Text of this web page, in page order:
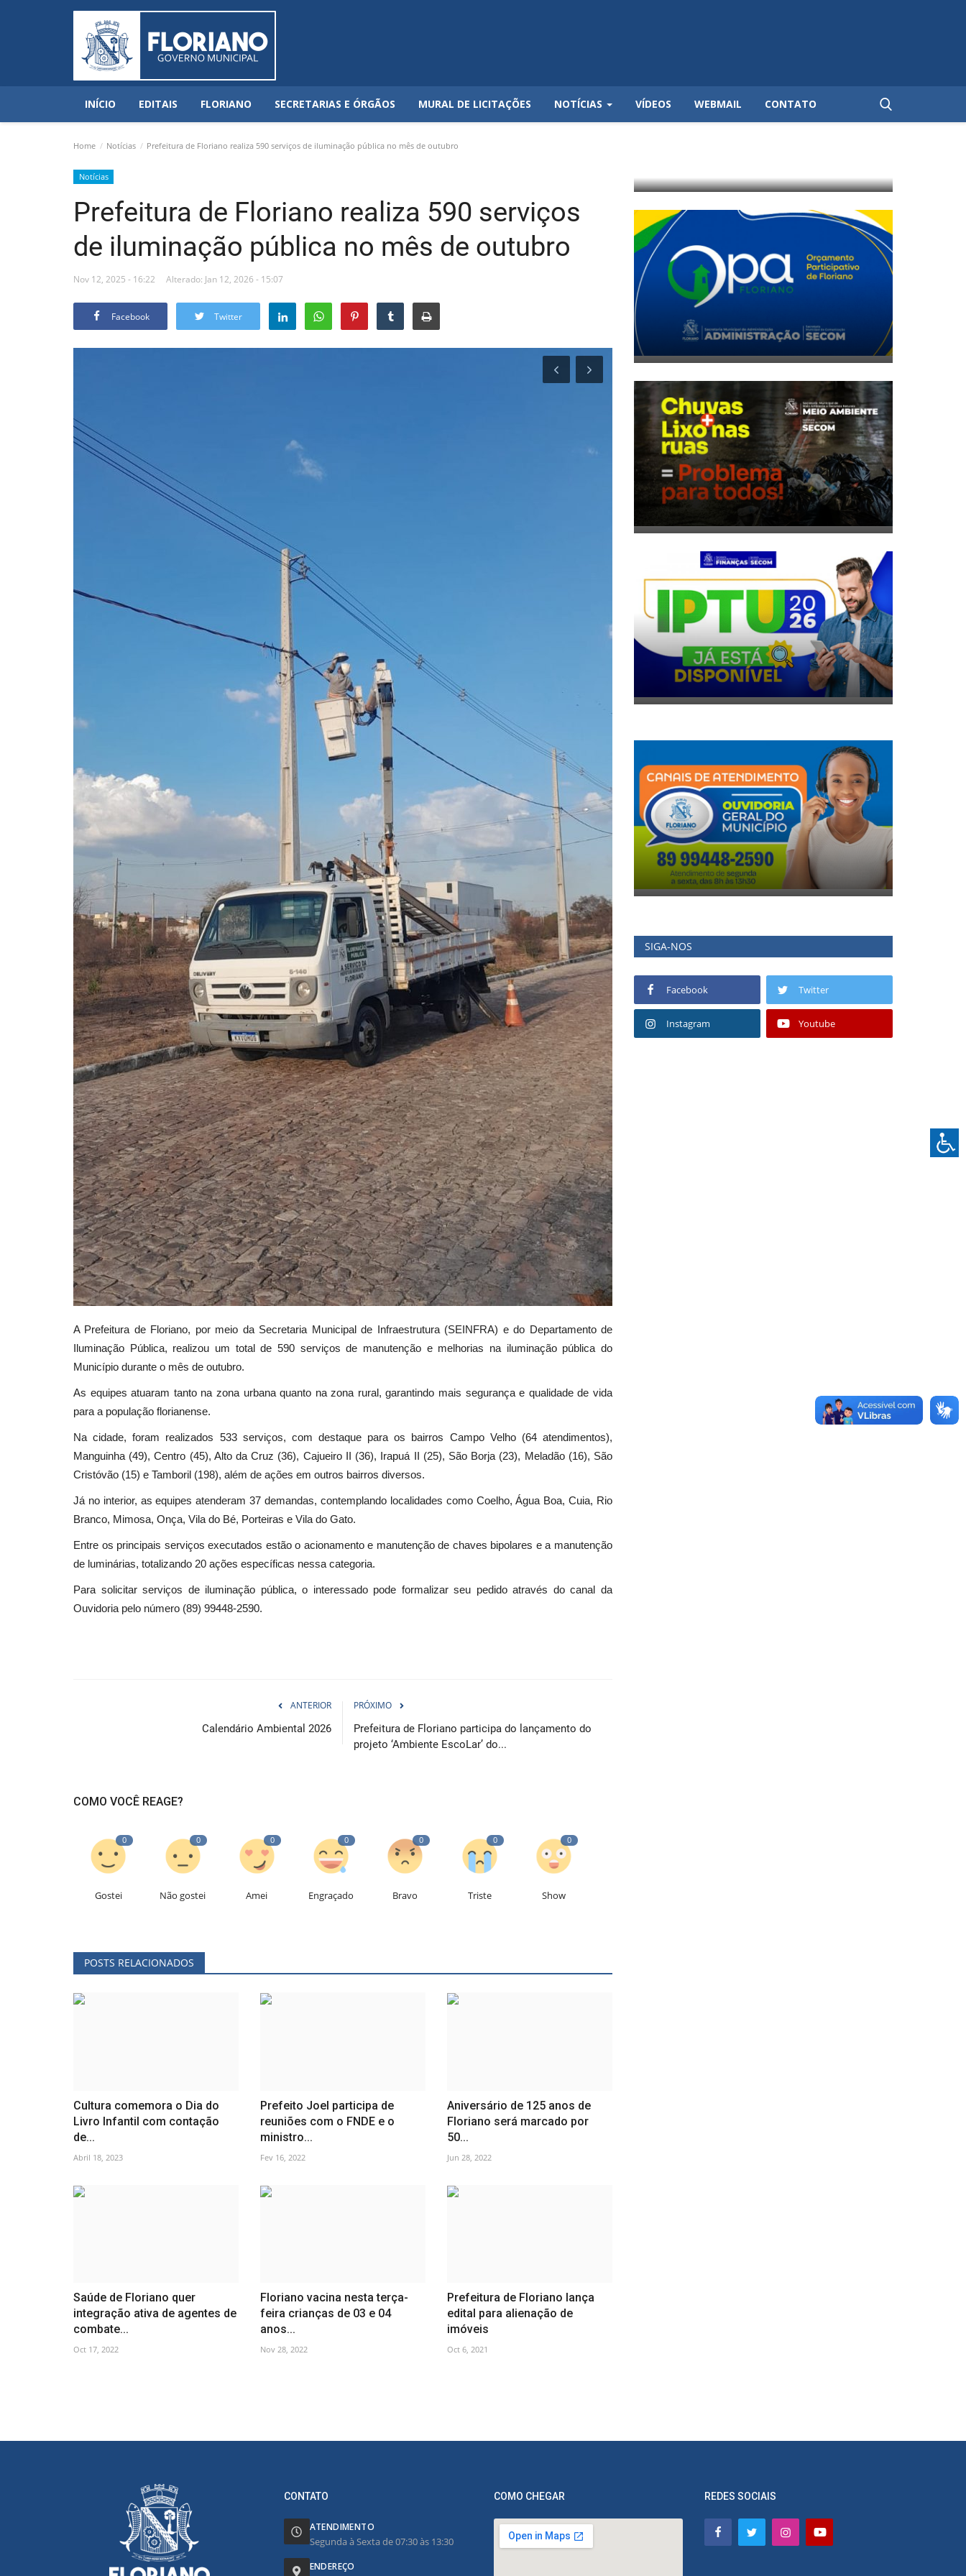
INÍCIO EDITAIS FLORIANO SECRETARIAS E ÓRGÃOS MURAL DE LICITAÇÕES NOTÍCIAS VÍDEOS WEBMAIL CONTATO
Home Notícias Prefeitura de Floriano realiza 590 serviços de iluminação pública no mês de outubro
Notícias
Prefeitura de Floriano realiza 590 serviços
de iluminação pública no mês de outubro
Nov 12, 2025 - 16:22 Alterado: Jan 12, 2026 - 15:07
Facebook Twitter
A Prefeitura de Floriano, por meio da Secretaria Municipal de Infraestrutura (SEINFRA) e do Departamento de
Iluminação Pública, realizou um total de 590 serviços de manutenção e melhorias na iluminação pública do
Município durante o mês de outubro.
As equipes atuaram tanto na zona urbana quanto na zona rural, garantindo mais segurança e qualidade de vida
para a população florianense.
Na cidade, foram realizados 533 serviços, com destaque para os bairros Campo Velho (64 atendimentos),
Manguinha (49), Centro (45), Alto da Cruz (36), Cajueiro II (36), Irapuá II (25), São Borja (23), Meladão (16), São
Cristóvão (15) e Tamboril (198), além de ações em outros bairros diversos.
Já no interior, as equipes atenderam 37 demandas, contemplando localidades como Coelho, Água Boa, Cuia, Rio
Branco, Mimosa, Onça, Vila do Bé, Porteiras e Vila do Gato.
Entre os principais serviços executados estão o acionamento e manutenção de chaves bipolares e a manutenção
de luminárias, totalizando 20 ações específicas nessa categoria.
Para solicitar serviços de iluminação pública, o interessado pode formalizar seu pedido através do canal da
Ouvidoria pelo número (89) 99448-2590.
ANTERIOR
Calendário Ambiental 2026
PRÓXIMO
Prefeitura de Floriano participa do lançamento do
projeto ‘Ambiente EscoLar’ do...
COMO VOCÊ REAGE?
0
Gostei
0
Não gostei
0
Amei
0
Engraçado
0
Bravo
0
Triste
0
Show
POSTS RELACIONADOS
Cultura comemora o Dia do
Livro Infantil com contação
de...
Abril 18, 2023
Prefeito Joel participa de
reuniões com o FNDE e o
ministro...
Fev 16, 2022
Aniversário de 125 anos de
Floriano será marcado por
50...
Jun 28, 2022
Saúde de Floriano quer
integração ativa de agentes de
combate...
Oct 17, 2022
Floriano vacina nesta terça-
feira crianças de 03 e 04
anos...
Nov 28, 2022
Prefeitura de Floriano lança
edital para alienação de
imóveis
Oct 6, 2021
SIGA-NOS
Facebook Twitter
Instagram Youtube
CONTATO
ATENDIMENTO
Segunda à Sexta de 07:30 às 13:30
ENDEREÇO
COMO CHEGAR REDES SOCIAIS